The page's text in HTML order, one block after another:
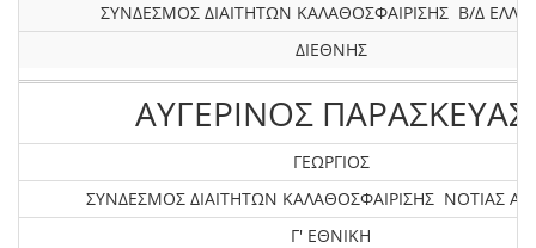
ΣΥΝΔΕΣΜΟΣ ΔΙΑΙΤΗΤΩΝ ΚΑΛΑΘΟΣΦΑΙΡΙΣΗΣ Β/Δ
ΔΙΕΘΝΗΣ
ΑΥΓΕΡΙΝΟΣ ΠΑΡΑΣΚΕΥΑΣ
ΓΕΩΡΓΙΟΣ
ΣΥΝΔΕΣΜΟΣ ΔΙΑΙΤΗΤΩΝ ΚΑΛΑΘΟΣΦΑΙΡΙΣΗΣ ΝΟΤΙΑΣ
Γ' ΕΘΝΙΚΗ